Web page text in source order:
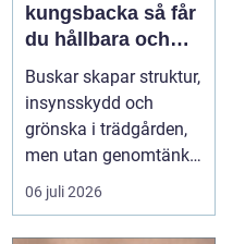
kungsbacka så får
du hållbara och
vackra buskar året
runt
Buskar skapar struktur,
insynsskydd och
grönska i trädgården,
men utan genomtänkt
beskärning blir de...
06 juli 2026